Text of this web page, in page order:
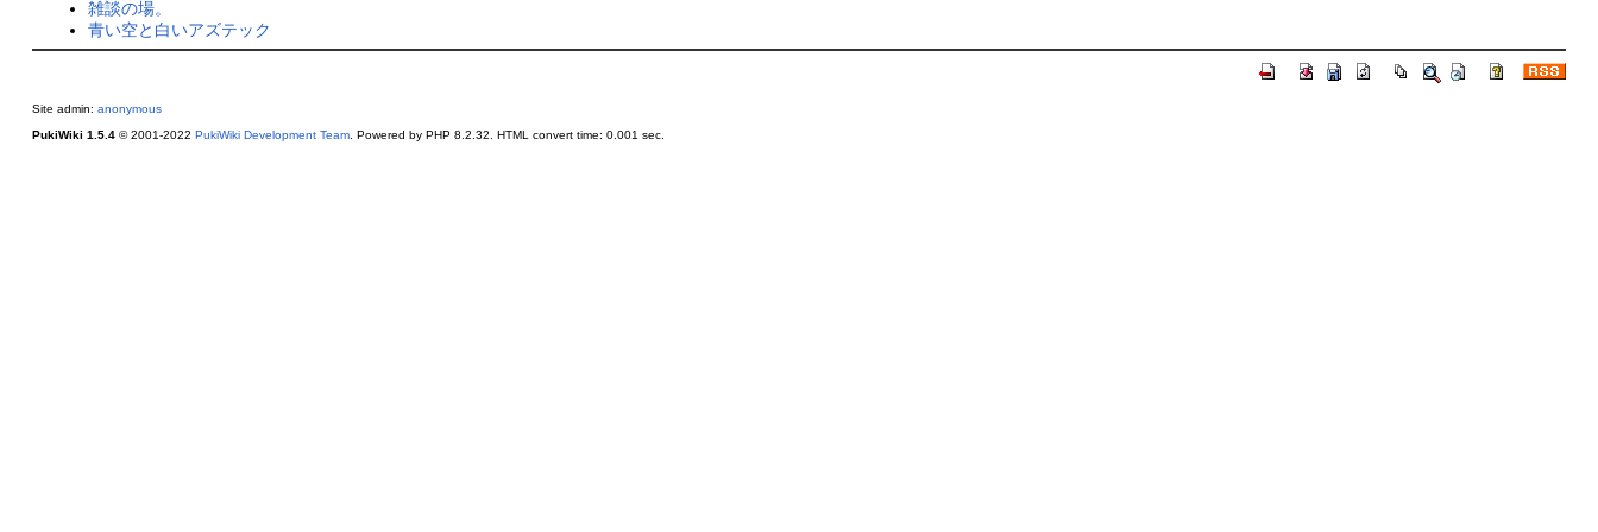
雑談の場。
青い空と白いアズテック
Site admin: anonymous
PukiWiki 1.5.4© 2001-2022 PukiWiki Development Team. Powered by PHP 8.2.32. HTML convert time: 0.001 sec.